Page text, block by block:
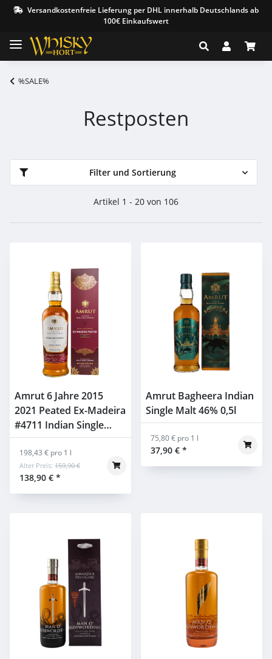
Versandkostenfreie Lieferung per DHL innerhalb Deutschlands ab
100€ Einkaufswert
%SALE%
Restposten
Filter und Sortierung
Artikel 1 - 20 von 106
Amrut 6 Jahre 2015
2021 Peated Ex-Madeira
#4711 Indian Single
Malt 60% 0,7l
138,90 € *
198,43 € pro 1 l
Alter Preis: 159,90 €
Amrut Bagheera Indian
Single Malt 46% 0,5l
37,90 € *
75,80 € pro 1 l